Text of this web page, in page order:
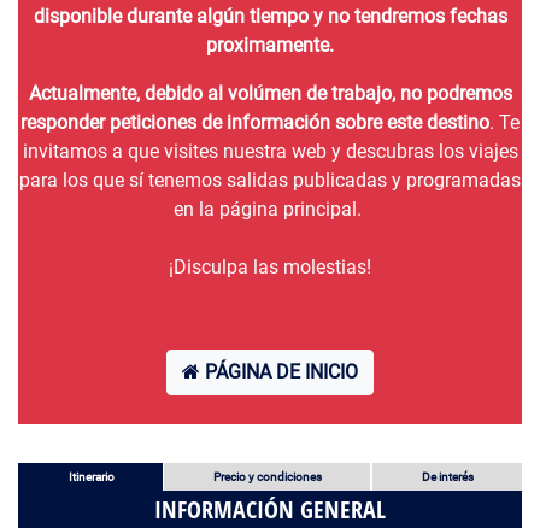
disponible durante algún tiempo y no tendremos fechas
proximamente.
Actualmente, debido al volúmen de trabajo, no podremos
responder peticiones de información sobre este destino. Te
invitamos a que visites nuestra web y descubras los viajes
para los que sí tenemos salidas publicadas y programadas
en la página principal.
¡Disculpa las molestias!
PÁGINA DE INICIO
Itinerario Precio y condiciones De interés
INFORMACIÓN GENERAL